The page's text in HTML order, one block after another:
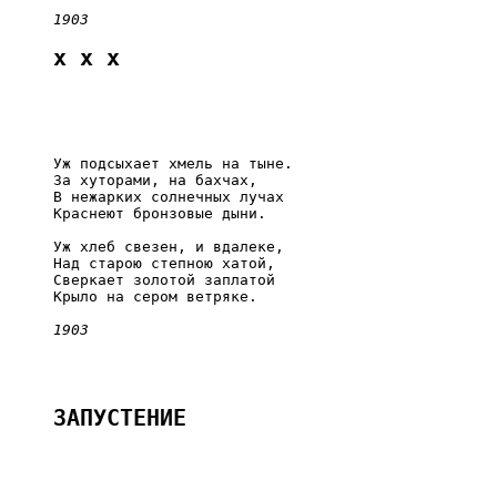
1903
x x x
     Уж подсыхает хмель на тыне.
     За хуторами, на бахчах,
     В нежарких солнечных лучах
     Краснеют бронзовые дыни.
     Уж хлеб свезен, и вдалеке,
     Над старою степною хатой,
     Сверкает золотой заплатой
     Крыло на сером ветряке.
1903
ЗАПУСТЕНИЕ